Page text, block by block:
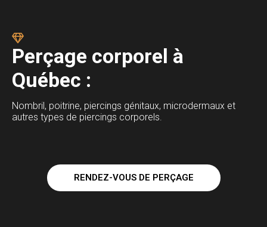
Perçage corporel à
Québec :
Nombril, poitrine, piercings génitaux, microdermaux et
autres types de piercings corporels.
RENDEZ-VOUS DE PERÇAGE